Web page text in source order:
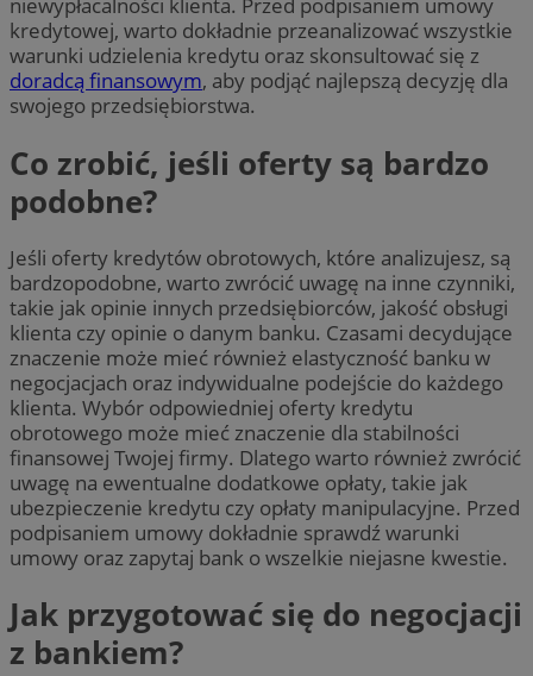
niewypłacalności klienta. Przed podpisaniem umowy
kredytowej, warto dokładnie przeanalizować wszystkie
warunki udzielenia kredytu oraz skonsultować się z
doradcą finansowym, aby podjąć najlepszą decyzję dla
swojego przedsiębiorstwa.
Co zrobić, jeśli oferty są bardzo
podobne?
Jeśli oferty kredytów obrotowych, które analizujesz, są
bardzopodobne, warto zwrócić uwagę na inne czynniki,
takie jak opinie innych przedsiębiorców, jakość obsługi
klienta czy opinie o danym banku. Czasami decydujące
znaczenie może mieć również elastyczność banku w
negocjacjach oraz indywidualne podejście do każdego
klienta. Wybór odpowiedniej oferty kredytu
obrotowego może mieć znaczenie dla stabilności
finansowej Twojej firmy. Dlatego warto również zwrócić
uwagę na ewentualne dodatkowe opłaty, takie jak
ubezpieczenie kredytu czy opłaty manipulacyjne. Przed
podpisaniem umowy dokładnie sprawdź warunki
umowy oraz zapytaj bank o wszelkie niejasne kwestie.
Jak przygotować się do negocjacji
z bankiem?